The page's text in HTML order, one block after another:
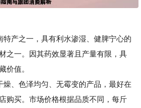
产之一，具有利水渗湿、健脾宁心的
之一。因其药效显著且产量有限，具
价值。
、色泽均匀、无霉变的产品，最好在
购买。市场价格根据品质不同，每斤